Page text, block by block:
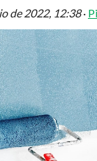
de 2022, 12:38·